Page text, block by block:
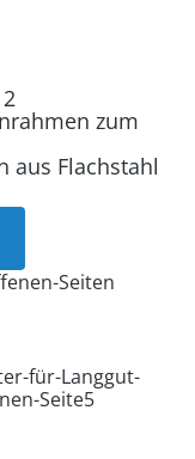
zum
aus Flachstahl